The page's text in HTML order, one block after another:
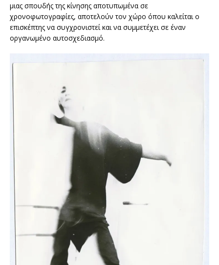
μιας σπουδής της κίνησης αποτυπωμένα σε
χρονοφωτογραφίες, αποτελούν τον χώρο όπου καλείται ο
επισκέπτης να συγχρονιστεί και να συμμετέχει σε έναν
οργανωμένο αυτοσχεδιασμό.